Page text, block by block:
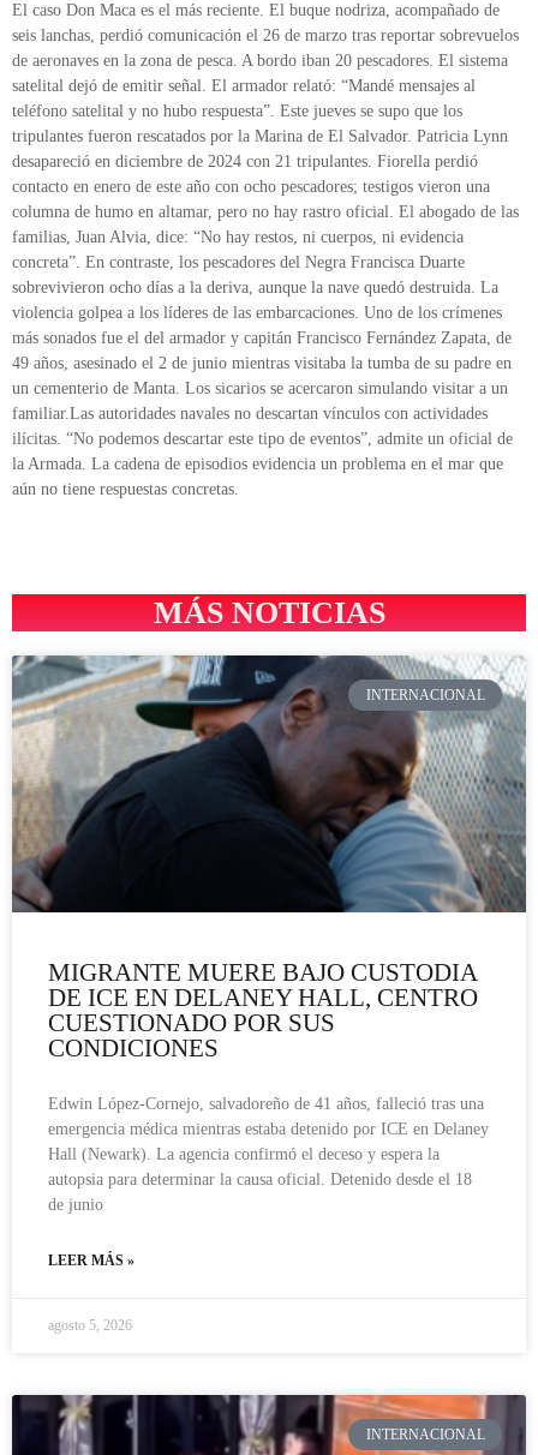
El caso Don Maca es el más reciente. El buque nodriza, acompañado de
seis lanchas, perdió comunicación el 26 de marzo tras reportar sobrevuelos
de aeronaves en la zona de pesca. A bordo iban 20 pescadores. El sistema
satelital dejó de emitir señal. El armador relató: “Mandé mensajes al
teléfono satelital y no hubo respuesta”. Este jueves se supo que los
tripulantes fueron rescatados por la Marina de El Salvador. Patricia Lynn
desapareció en diciembre de 2024 con 21 tripulantes. Fiorella perdió
contacto en enero de este año con ocho pescadores; testigos vieron una
columna de humo en altamar, pero no hay rastro oficial. El abogado de las
familias, Juan Alvia, dice: “No hay restos, ni cuerpos, ni evidencia
concreta”. En contraste, los pescadores del Negra Francisca Duarte
sobrevivieron ocho días a la deriva, aunque la nave quedó destruida. La
violencia golpea a los líderes de las embarcaciones. Uno de los crímenes
más sonados fue el del armador y capitán Francisco Fernández Zapata, de
49 años, asesinado el 2 de junio mientras visitaba la tumba de su padre en
un cementerio de Manta. Los sicarios se acercaron simulando visitar a un
familiar.Las autoridades navales no descartan vínculos con actividades
ilícitas. “No podemos descartar este tipo de eventos”, admite un oficial de
la Armada. La cadena de episodios evidencia un problema en el mar que
aún no tiene respuestas concretas.
MÁS NOTICIAS
INTERNACIONAL
MIGRANTE MUERE BAJO CUSTODIA
DE ICE EN DELANEY HALL, CENTRO
CUESTIONADO POR SUS
CONDICIONES
Edwin López-Cornejo, salvadoreño de 41 años, falleció tras una
emergencia médica mientras estaba detenido por ICE en Delaney
Hall (Newark). La agencia confirmó el deceso y espera la
autopsia para determinar la causa oficial. Detenido desde el 18
de junio
LEER MÁS »
agosto 5, 2026
INTERNACIONAL